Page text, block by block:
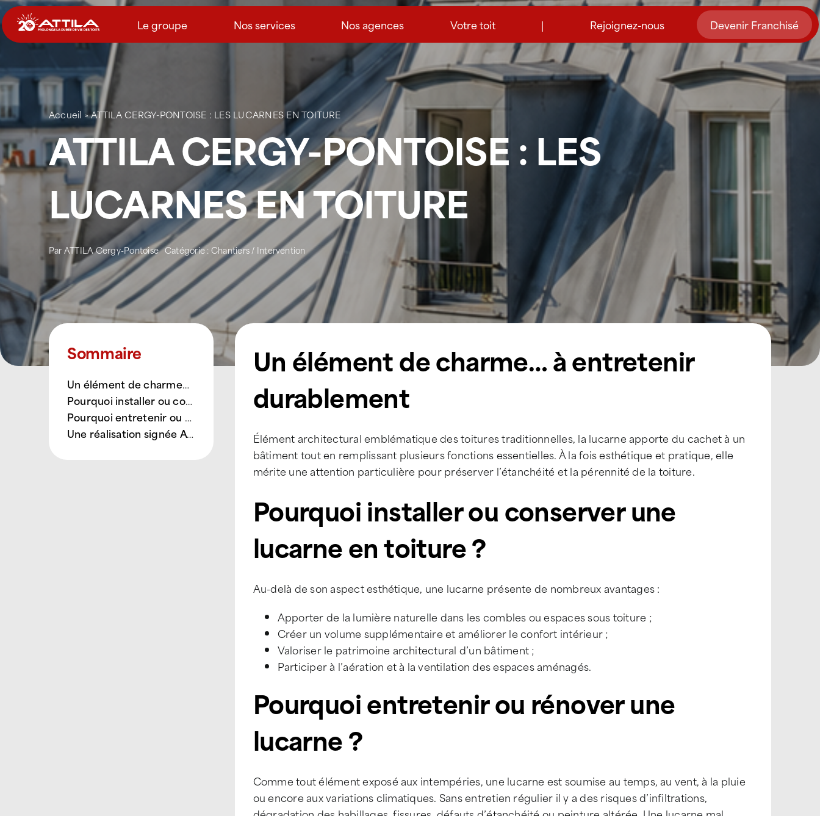
Passer
au
contenu
Le groupe Nos services Nos agences Votre toit | Rejoignez-nous Devenir Franchisé
Accueil >ATTILA CERGY-PONTOISE : LES LUCARNES EN TOITURE
ATTILA CERGY-PONTOISE : LES
LUCARNES EN TOITURE
ParATTILA Cergy-Pontoise Catégorie :Chantiers / Intervention
Sommaire
Un élément de charme… à entretenir durablement
Pourquoi installer ou conserver une lucarne en toiture ?
Pourquoi entretenir ou rénover une lucarne ?
Une réalisation signée ATTILA Cergy-Pontoise
Un élément de charme… à entretenir
durablement
Élément architectural emblématique des toitures traditionnelles, la lucarne apporte du cachet à un
bâtiment tout en remplissant plusieurs fonctions essentielles. À la fois esthétique et pratique, elle
mérite une attention particulière pour préserver l’étanchéité et la pérennité de la toiture.
Pourquoi installer ou conserver une
lucarne en toiture ?
Au-delà de son aspect esthétique, une lucarne présente de nombreux avantages :
Apporter de la lumière naturelle dans les combles ou espaces sous toiture ;
Créer un volume supplémentaire et améliorer le confort intérieur ;
Valoriser le patrimoine architectural d’un bâtiment ;
Participer à l’aération et à la ventilation des espaces aménagés.
Pourquoi entretenir ou rénover une
lucarne ?
Comme tout élément exposé aux intempéries, une lucarne est soumise au temps, au vent, à la pluie
ou encore aux variations climatiques. Sans entretien régulier il y a des risques d’infiltrations,